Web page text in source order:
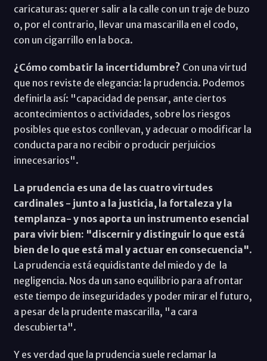
caricaturas: querer salir a la calle con un traje de buzo
o, por el contrario, llevar una mascarilla en el codo,
con un cigarrillo en la boca.
¿Cómo combatir la incertidumbre? Con una virtud
que nos reviste de elegancia: la prudencia. Podemos
definirla así: "capacidad de pensar, ante ciertos
acontecimientos o actividades, sobre los riesgos
posibles que estos conllevan, y adecuar o modificar la
conducta para no recibir o producir perjuicios
innecesarios".
La prudencia es una de las cuatro virtudes
cardinales - junto a la justicia, la fortaleza y la
templanza- y nos aporta un instrumento esencial
para vivir bien: "discernir y distinguir lo que está
bien de lo que está mal y actuar en consecuencia".
La prudencia está equidistante del miedo y de la
negligencia. Nos da un sano equilibrio para afrontar
este tiempo de inseguridades y poder mirar el futuro,
a pesar de la prudente mascarilla, "a cara
descubierta".
Y es verdad que la prudencia suele reclamar la